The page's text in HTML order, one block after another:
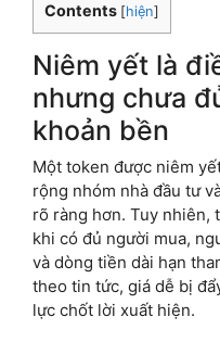
Contents [hiện]
Niêm yết là
nhưng chưa
khoản bền
Một token được niêm
rộng nhóm nhà đầu tư
rõ ràng hơn. Tuy nhiên,
khi có đủ người mua,
và dòng tiền dài hạn
theo tin tức, giá dễ bị
lực chốt lời xuất hiện.